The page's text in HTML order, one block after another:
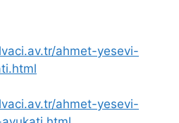
ahmet-yesevi-
ahmet-yesevi-